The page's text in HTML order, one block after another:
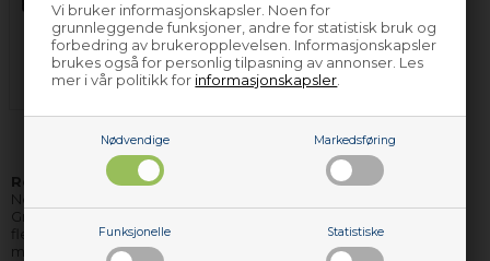
Vi bruker informasjonskapsler. Noen for
grunnleggende funksjoner, andre for statistisk bruk og
forbedring av brukeropplevelsen. Informasjonskapsler
brukes også for personlig tilpasning av annonser. Les
mer i vår politikk for informasjonskapsler
Nødvendige Markedsføring
Funksjonelle Statistiske
Espressomaskin
Grimac
Reservedeler og tilbehør til Grimac
hvitevarer finner du hos
Nettoparts. Vi har et stort lager av reservedeler til stort sett alle
Grimac apparater, og de delene vi ikke har på lager, kan vi i de
fleste tilfellene skaffe hjem, så raskt, at du ikke behøver vente
mere enn få dager på levering.